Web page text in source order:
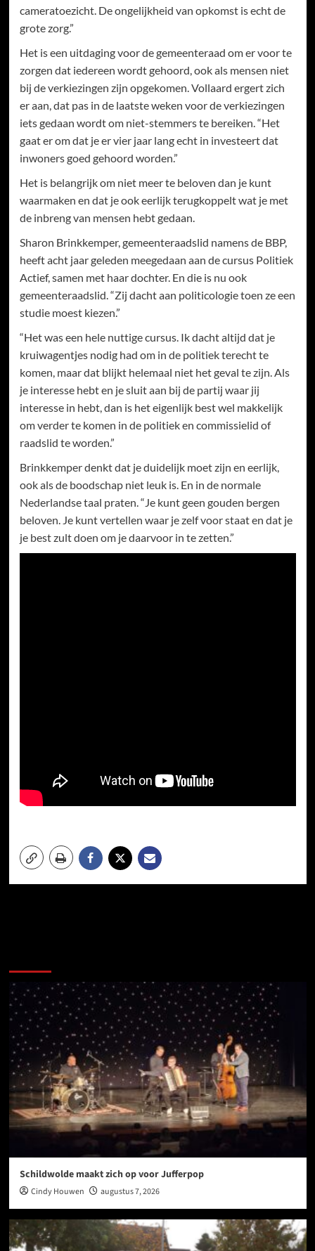
cameratoezicht. De ongelijkheid van opkomst is echt de
grote zorg.”
Het is een uitdaging voor de gemeenteraad om er voor te
zorgen dat iedereen wordt gehoord, ook als mensen niet
bij de verkiezingen zijn opgekomen. Vollaard ergert zich
er aan, dat pas in de laatste weken voor de verkiezingen
iets gedaan wordt om niet-stemmers te bereiken. “Het
gaat er om dat je er vier jaar lang echt in investeert dat
inwoners goed gehoord worden.”
Het is belangrijk om niet meer te beloven dan je kunt
waarmaken en dat je ook eerlijk terugkoppelt wat je met
de inbreng van mensen hebt gedaan.
Sharon Brinkkemper, gemeenteraadslid namens de BBP,
heeft acht jaar geleden meegedaan aan de cursus Politiek
Actief, samen met haar dochter. En die is nu ook
gemeenteraadslid. “Zij dacht aan politicologie toen ze een
studie moest kiezen.”
“Het was een hele nuttige cursus. Ik dacht altijd dat je
kruiwagentjes nodig had om in de politiek terecht te
komen, maar dat blijkt helemaal niet het geval te zijn. Als
je interesse hebt en je sluit aan bij de partij waar jij
interesse in hebt, dan is het eigenlijk best wel makkelijk
om verder te komen in de politiek en commissielid of
raadslid te worden.”
Brinkkemper denkt dat je duidelijk moet zijn en eerlijk,
ook als de boodschap niet leuk is. En in de normale
Nederlandse taal praten. “Je kunt geen gouden bergen
beloven. Je kunt vertellen waar je zelf voor staat en dat je
je best zult doen om je daarvoor in te zetten.”
Schildwolde maakt zich op voor Jufferpop
Cindy Houwen augustus 7, 2026